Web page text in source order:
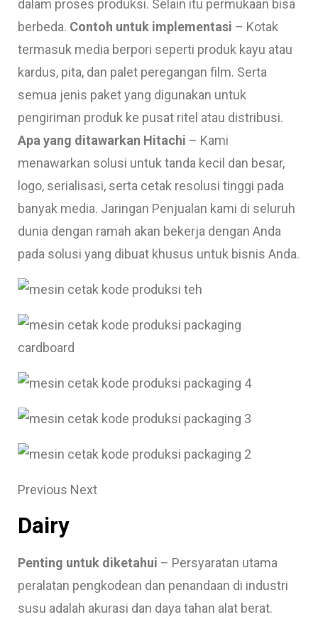
dalam proses produksi. Selain itu permukaan bisa
berbeda. Contoh untuk implementasi – Kotak
termasuk media berpori seperti produk kayu atau
kardus, pita, dan palet peregangan film. Serta
semua jenis paket yang digunakan untuk
pengiriman produk ke pusat ritel atau distribusi.
Apa yang ditawarkan Hitachi – Kami
menawarkan solusi untuk tanda kecil dan besar,
logo, serialisasi, serta cetak resolusi tinggi pada
banyak media. Jaringan Penjualan kami di seluruh
dunia dengan ramah akan bekerja dengan Anda
pada solusi yang dibuat khusus untuk bisnis Anda.
Previous Next
Dairy
Penting untuk diketahui – Persyaratan utama
peralatan pengkodean dan penandaan di industri
susu adalah akurasi dan daya tahan alat berat.